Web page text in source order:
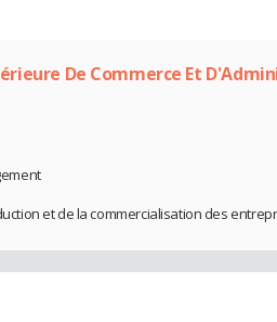
De Commerce Et
et de la commercialisation des